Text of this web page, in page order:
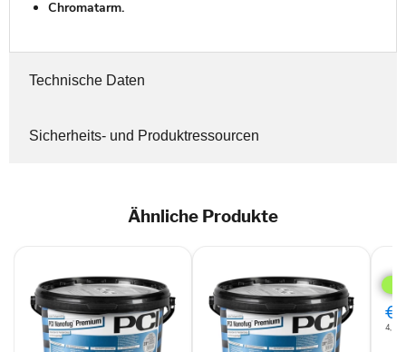
Chromatarm.
Technische Daten
Sicherheits- und Produktressourcen
Ähnliche Produkte
5kg
4,1